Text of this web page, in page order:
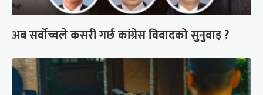
अब सर्वोच्चले कसरी गर्छ कांग्रेस विवादको सुनुवाइ ?